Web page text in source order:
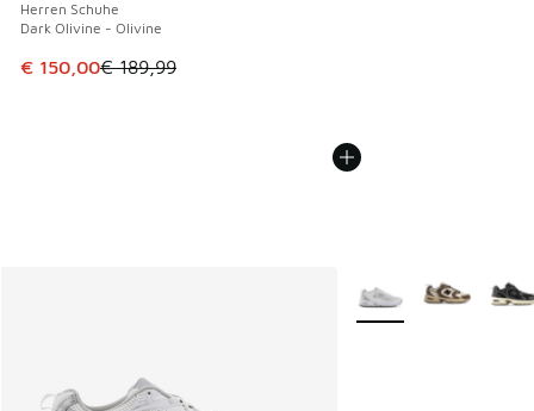
Herren Schuhe
Dark Olivine - Olivine
Dieser Artikel ist im Sale. Der Preis ist von € 189,99 auf €
€ 150,00€ 189,99
Weitere Farben